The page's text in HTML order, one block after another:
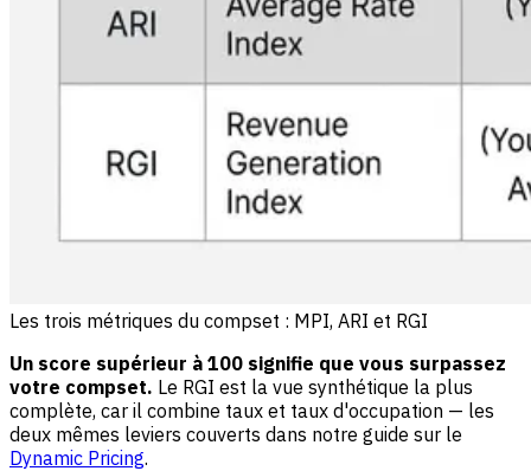
Les trois métriques du compset : MPI, ARI et RGI
Un score supérieur à 100 signifie que vous surpassez
votre compset. Le RGI est la vue synthétique la plus
complète, car il combine taux et taux d'occupation — les
deux mêmes leviers couverts dans notre guide sur le
Dynamic Pricing.